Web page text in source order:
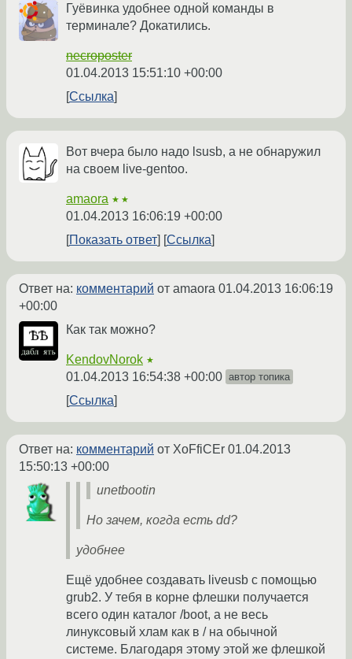
Гуёвинка удобнее одной команды в
терминале? Докатились.
necroposter
01.04.2013 15:51:10 +00:00
Ссылка
Вот вчера было надо lsusb, а не обнаружил
на своем live-gentoo.
amaora ★★
01.04.2013 16:06:19 +00:00
Показать ответ
Ссылка
Ответ на: комментарий от amaora 01.04.2013 16:06:19
+00:00
Как так можно?
KendovNorok ★
01.04.2013 16:54:38 +00:00 автор топика
Ссылка
Ответ на: комментарий от XoFfiCEr 01.04.2013
15:50:13 +00:00
unetbootin
Но зачем, когда есть dd?
удобнее
Ещё удобнее создавать liveusb с помощью
grub2. У тебя в корне флешки получается
всего один каталог /boot, а не весь
линуксовый хлам как в / на обычной
системе. Благодаря этому этой же флешкой